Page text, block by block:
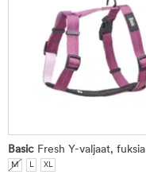
Basic Fresh Y-valjaat, fuksia
M L XL